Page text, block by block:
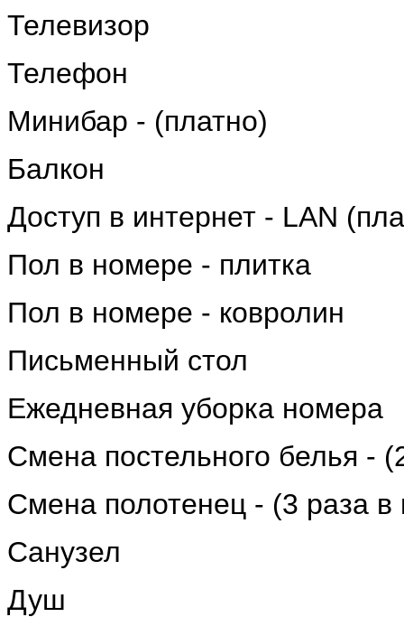
Телевизор
Телефон
Минибар - (платно)
Балкон
Доступ в интернет - LAN
Пол в номере - плитка
Пол в номере - ковролин
Письменный стол
Ежедневная уборка номера
Cмена постельного белья -
Смена полотенец - (3 раза
Санузел
Душ